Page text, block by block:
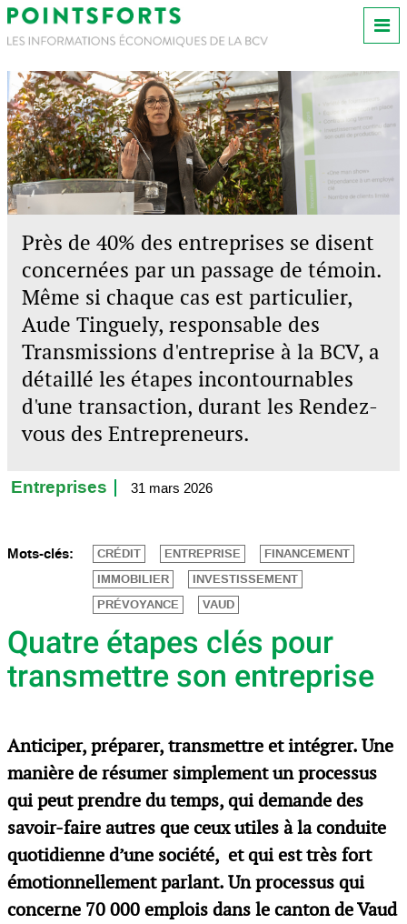
Près de 40% des entreprises se disent
concernées par un passage de témoin.
Même si chaque cas est particulier,
Aude Tinguely, responsable des
Transmissions d'entreprise à la BCV, a
détaillé les étapes incontournables
d'une transaction, durant les Rendez-
vous des Entrepreneurs.
Entreprises 31 mars 2026
Mots-clés: CRÉDIT ENTREPRISE
FINANCEMENT
IMMOBILIER
INVESTISSEMENT
PRÉVOYANCE
VAUD
Quatre étapes clés pour
transmettre son entreprise
Anticiper, préparer, transmettre et intégrer. Une
manière de résumer simplement un processus
qui peut prendre du temps, qui demande des
savoir-faire autres que ceux utiles à la conduite
quotidienne d’une société, et qui est très fort
émotionnellement parlant. Un processus qui
concerne 70 000 emplois dans le canton de Vaud